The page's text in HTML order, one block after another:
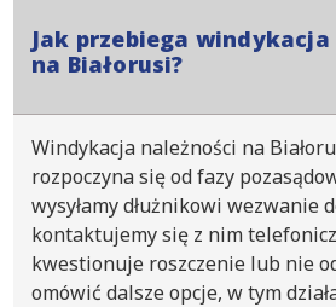
Jak przebiega windykacja
na Białorusi?
Windykacja należności na
rozpoczyna się od fazy
wysyłamy dłużnikowi wezwanie
kontaktujemy się z nim
kwestionuje roszczenie lub nie
omówić dalsze opcje, w tym